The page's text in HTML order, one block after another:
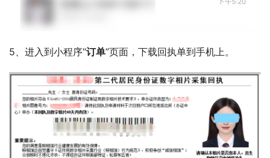
5、进入到小程序“订单”页面，下载回执单到手机上。